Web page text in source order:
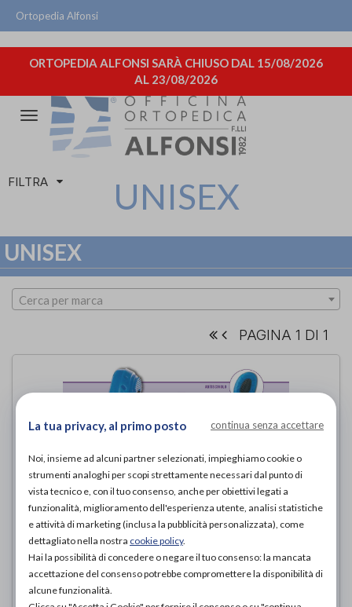
Ortopedia Alfonsi
ORTOPEDIA ALFONSI SARÀ CHIUSO DAL 15/08/2026
AL 23/08/2026
Attiva/disattiva
navigazione
FILTRA UNISEX
UNISEX
Cerca per marca
PAGINA 1 DI 1
Clogs Ecoline Ortopediche Unisex
diEcosanit
La tua privacy, al primo posto continua senza accettare
Noi, insieme ad alcuni partner selezionati, impieghiamo cookie o
strumenti analoghi per scopi strettamente necessari dal punto di
vista tecnico e, con il tuo consenso, anche per obiettivi legati a
funzionalità, miglioramento dell'esperienza utente, analisi statistiche
e attività di marketing (inclusa la pubblicità personalizzata), come
dettagliato nella nostra cookie policy.
Hai la possibilità di concedere o negare il tuo consenso: la mancata
accettazione del consenso potrebbe compromettere la disponibilità di
alcune funzionalità.